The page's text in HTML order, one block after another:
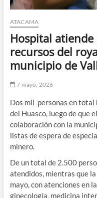
ATACAMA
Hospital
recursos del
municipio de
7 mayo, 2026
Dos mil personas en
del Huasco, luego de que
colaboración con la
listas de espera de
minero.
De un total de 2.500
atendidos, mientras que
mayo, con atenciones en
ginecología, medicina